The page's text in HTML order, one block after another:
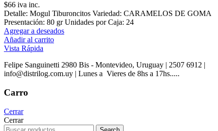
$66 iva inc.
Detalle: Mogul Tiburoncitos Variedad: CARAMELOS DE GOMA
Presentación: 80 gr Unidades por Caja: 24
Agregar a deseados
Añadir al carrito
Vista Rápida
Felipe Sanguinetti 2980 Bis - Montevideo, Uruguay | 2507 6912 |
info@distrilog.com.uy | Lunes a Vieres de 8hs a 17hs.....
Carro
Cerrar
Cerrar